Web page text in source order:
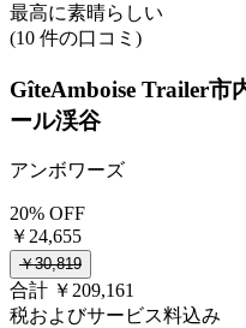
最高に素晴らしい
(10 件の口コミ)
GîteAmboise Trailer市
ール渓谷
アンボワーズ
20% OFF
￥24,655
￥30,819
合計 ￥209,161
税およびサービス料込み